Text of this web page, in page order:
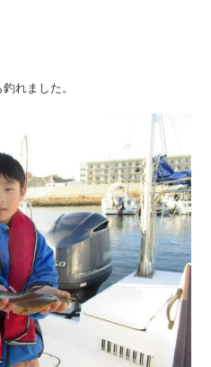
れました。